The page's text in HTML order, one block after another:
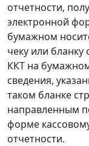
отчетности,
электронной
бумажном
чеку или
ККТ на
сведения,
таком бланке
направленным
форме
отчетности.